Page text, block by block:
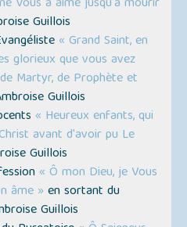
Guillois
« Grand Saint, en
glorieux que vous avez
Martyr, de Prophète et
Guillois
« Heureux enfants, qui
avant d'avoir pu Le
Guillois
« Ô mon Dieu, je Vous
âme » en sortant du
Guillois